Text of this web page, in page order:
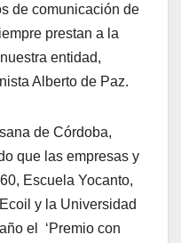
de comunicación de
prestan a la
entidad,
Alberto de Paz.
de Córdoba,
que las empresas y
Escuela Yocanto,
y la Universidad
el ‘Premio con